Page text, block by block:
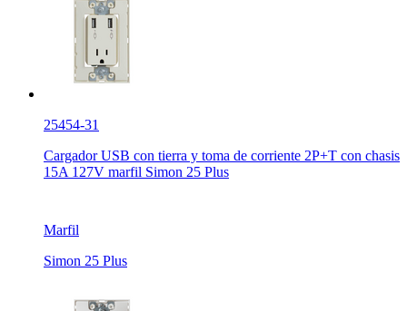
25454-31
Cargador USB con tierra y toma de corriente 2P+T con chasis
15A 127V marfil Simon 25 Plus
Marfil
Simon 25 Plus